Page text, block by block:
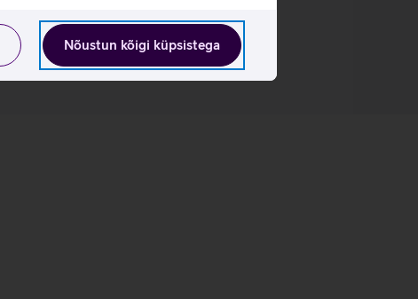
Nõustun kõigi küpsistega